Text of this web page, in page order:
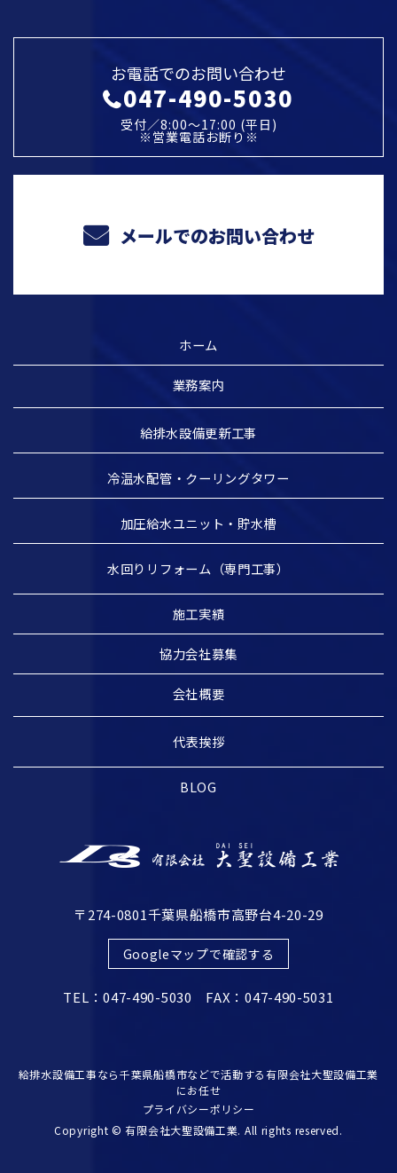
お電話でのお問い合わせ
047-490-5030
受付／8:00～17:00 (平日)
※営業電話お断り※
メールでのお問い合わせ
ホーム
業務案内
給排水設備更新工事
冷温水配管・クーリングタワー
加圧給水ユニット・貯水槽
水回りリフォーム（専門工事）
施工実績
協力会社募集
会社概要
代表挨拶
BLOG
〒274-0801千葉県船橋市高野台4-20-29
Googleマップで確認する
TEL：047-490-5030 FAX：047-490-5031
給排水設備工事なら千葉県船橋市などで活動する有限会社大聖設備工業
にお任せ
プライバシーポリシー
Copyright © 有限会社大聖設備工業. All rights reserved.